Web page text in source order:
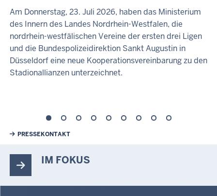
Am Donnerstag, 23. Juli 2026, haben das Ministerium
des Innern des Landes Nordrhein-Westfalen, die
nordrhein-westfälischen Vereine der ersten drei Ligen
und die Bundespolizeidirektion Sankt Augustin in
Düsseldorf eine neue Kooperationsvereinbarung zu den
Stadionallianzen unterzeichnet.
Weiterführende Links
PRESSEKONTAKT
IM FOKUS